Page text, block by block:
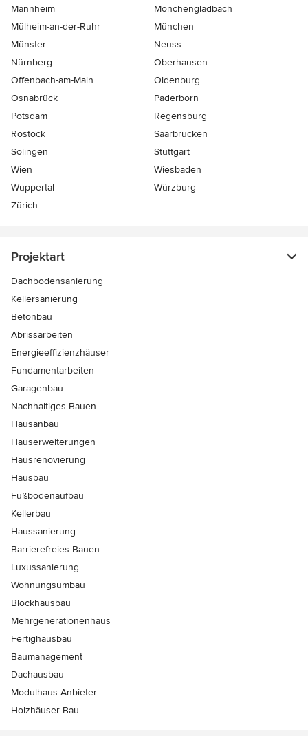
Mannheim
Mönchen­gladbach
Mülheim-an-der-Ruhr
München
Münster
Neuss
Nürnberg
Oberhausen
Offenbach-am-Main
Oldenburg
Osnabrück
Paderborn
Potsdam
Regensburg
Rostock
Saarbrücken
Solingen
Stuttgart
Wien
Wiesbaden
Wuppertal
Würzburg
Zürich
Projektart
Dachbodensanierung
Kellersanierung
Betonbau
Abrissarbeiten
Energieeffizienzhäuser
Fundamentarbeiten
Garagenbau
Nachhaltiges Bauen
Hausanbau
Hauserweiterungen
Hausrenovierung
Hausbau
Fußbodenaufbau
Kellerbau
Haussanierung
Barrierefreies Bauen
Luxussanierung
Wohnungsumbau
Blockhausbau
Mehrgenerationenhaus
Fertighausbau
Baumanagement
Dachausbau
Modulhaus-Anbieter
Holzhäuser-Bau